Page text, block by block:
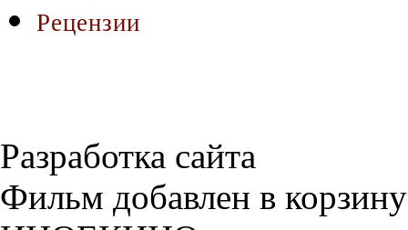
Рецензии
Разработка сайта
Фильм добавлен в корзину